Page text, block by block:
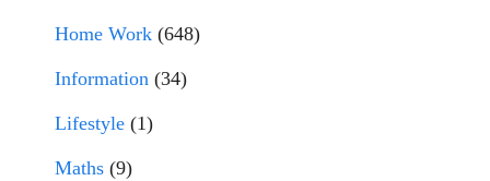
Home Work (648)
Information (34)
Lifestyle (1)
Maths (9)